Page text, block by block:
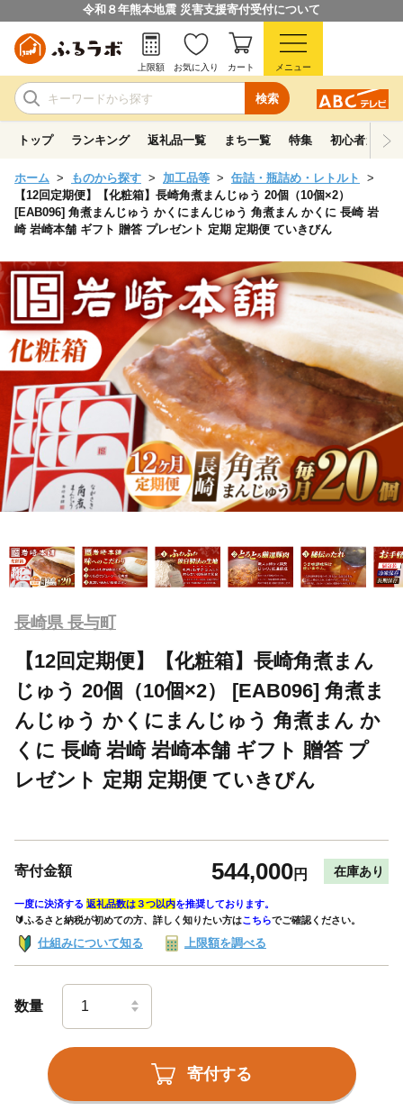
令和８年熊本地震 災害支援寄付受付について
検索
上限額 お気に入り カート メニュー
トップ ランキング 返礼品一覧 まち一覧 特集 初心者ガイド
ホーム ものから探す 加工品等
缶詰・瓶詰め・レトルト
【12回定期便】【化粧箱】長崎角煮まんじゅう 20個（10個×2）
[EAB096] 角煮まんじゅう かくにまんじゅう 角煮まん かくに 長崎 岩
崎 岩崎本舗 ギフト 贈答 プレゼント 定期 定期便 ていきびん
長崎県 長与町
【12回定期便】【化粧箱】長崎角煮まん
じゅう 20個（10個×2） [EAB096] 角煮ま
んじゅう かくにまんじゅう 角煮まん か
くに 長崎 岩崎 岩崎本舗 ギフト 贈答 プ
レゼント 定期 定期便 ていきびん
寄付金額 544,000円 在庫あり
一度に決済する 返礼品数は３つ以内を推奨しております。
🔰ふるさと納税が初めての方、詳しく知りたい方はこちらでご確認ください。
仕組みについて知る 上限額を調べる
数量
寄付する